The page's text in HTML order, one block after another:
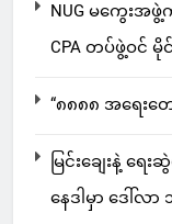
NUG မကွေးအ
CPA တပ်ဖွဲ့ဝင်
“၈၈၈၈ အရေးတေ
မြင်းချေးနဲ့ ရ
နေဒါမှာ ဒေါ်လ